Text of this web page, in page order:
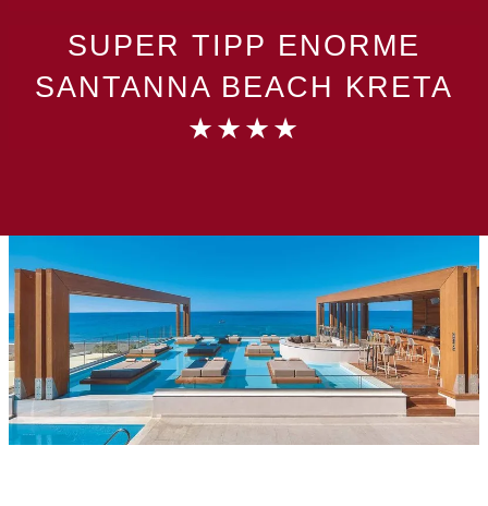
SUPER TIPP ENORME
SANTANNA BEACH KRETA
★★★★